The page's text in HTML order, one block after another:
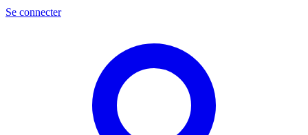
Se connecter